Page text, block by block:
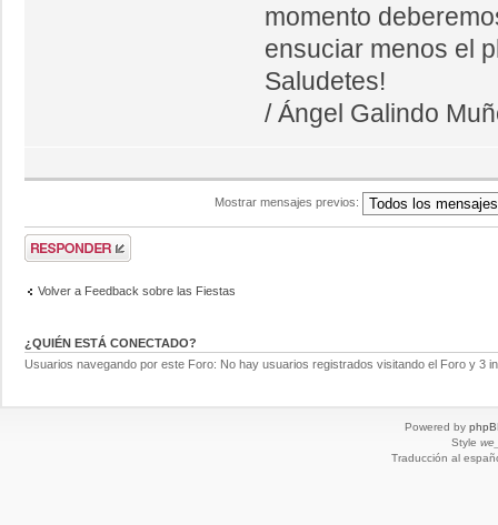
momento
ensuciar menos el
Saludetes!
/ Ángel Galindo
Mostrar mensajes previos:
Volver a Feedback sobre las Fiestas
¿QUIÉN ESTÁ CONECTADO?
Usuarios navegando por este Foro: No hay usuarios registrados visitando el Foro y 3
Powered by
Style
Traducción al